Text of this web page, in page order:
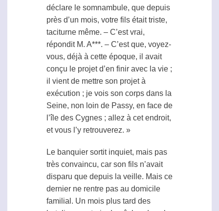
déclare le somnambule, que depuis
près d’un mois, votre fils était triste,
taciturne même. – C’est vrai,
répondit M. A***. – C’est que, voyez-
vous, déjà à cette époque, il avait
conçu le projet d’en finir avec la vie ;
il vient de mettre son projet à
exécution ; je vois son corps dans la
Seine, non loin de Passy, en face de
l’île des Cygnes ; allez à cet endroit,
et vous l’y retrouverez. »
Le banquier sortit inquiet, mais pas
très convaincu, car son fils n’avait
disparu que depuis la veille. Mais ce
dernier ne rentre pas au domicile
familial. Un mois plus tard des